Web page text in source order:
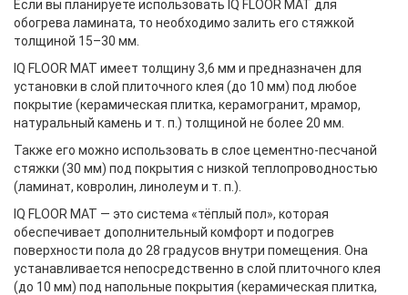
Если вы планируете использовать IQ FLOOR MAT для
обогрева ламината, то необходимо залить его стяжкой
толщиной 15–30 мм.
IQ FLOOR MAT имеет толщину 3,6 мм и предназначен для
установки в слой плиточного клея (до 10 мм) под любое
покрытие (керамическая плитка, керамогранит, мрамор,
натуральный камень и т. п.) толщиной не более 20 мм.
Также его можно использовать в слое цементно-песчаной
стяжки (30 мм) под покрытия с низкой теплопроводностью
(ламинат, ковролин, линолеум и т. п.).
IQ FLOOR MAT — это система «тёплый пол», которая
обеспечивает дополнительный комфорт и подогрев
поверхности пола до 28 градусов внутри помещения. Она
устанавливается непосредственно в слой плиточного клея
(до 10 мм) под напольные покрытия (керамическая плитка,